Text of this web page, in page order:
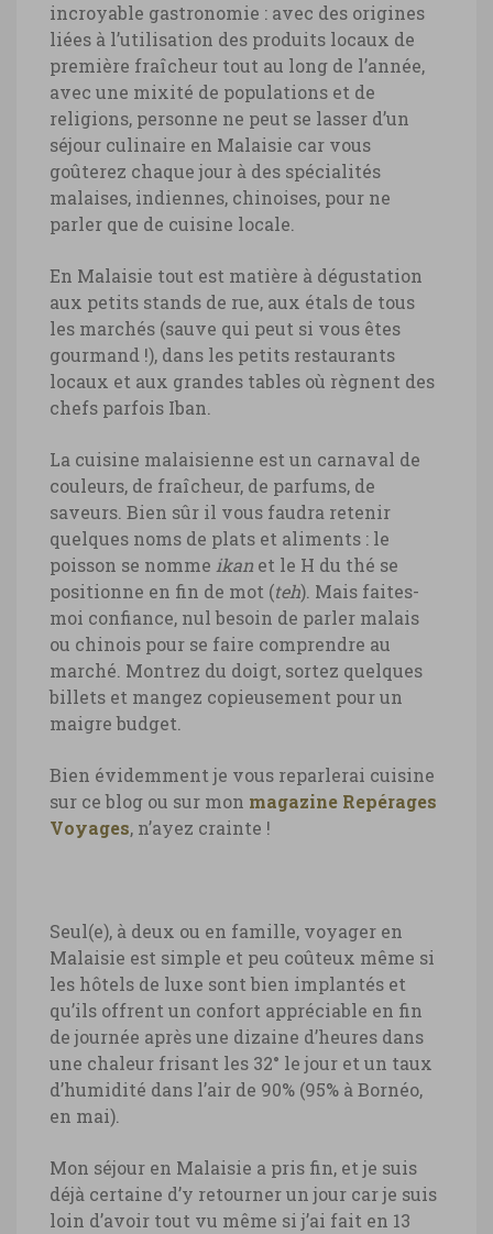
incroyable gastronomie : avec des origines
liées à l’utilisation des produits locaux de
première fraîcheur tout au long de l’année,
avec une mixité de populations et de
religions, personne ne peut se lasser d’un
séjour culinaire en Malaisie car vous
goûterez chaque jour à des spécialités
malaises, indiennes, chinoises, pour ne
parler que de cuisine locale.
En Malaisie tout est matière à dégustation
aux petits stands de rue, aux étals de tous
les marchés (sauve qui peut si vous êtes
gourmand !), dans les petits restaurants
locaux et aux grandes tables où règnent des
chefs parfois Iban.
La cuisine malaisienne est un carnaval de
couleurs, de fraîcheur, de parfums, de
saveurs. Bien sûr il vous faudra retenir
quelques noms de plats et aliments : le
poisson se nomme ikan et le H du thé se
positionne en fin de mot (teh). Mais faites-
moi confiance, nul besoin de parler malais
ou chinois pour se faire comprendre au
marché. Montrez du doigt, sortez quelques
billets et mangez copieusement pour un
maigre budget.
Bien évidemment je vous reparlerai cuisine
sur ce blog ou sur mon magazine Repérages
Voyages, n’ayez crainte !
Seul(e), à deux ou en famille, voyager en
Malaisie est simple et peu coûteux même si
les hôtels de luxe sont bien implantés et
qu’ils offrent un confort appréciable en fin
de journée après une dizaine d’heures dans
une chaleur frisant les 32° le jour et un taux
d’humidité dans l’air de 90% (95% à Bornéo,
en mai).
Mon séjour en Malaisie a pris fin, et je suis
déjà certaine d’y retourner un jour car je suis
loin d’avoir tout vu même si j’ai fait en 13